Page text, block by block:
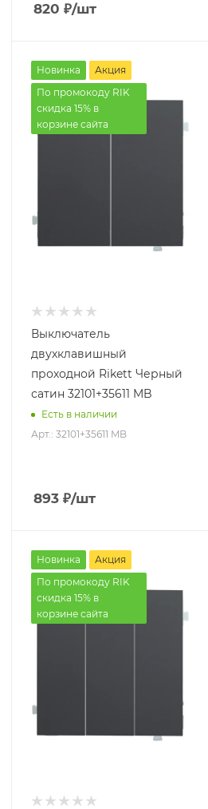
820 ₽/шт
Новинка
Акция
По промокоду RIK
скидка 15% в
корзине сайта
Выключатель
двухклавишный
проходной Rikett Черный
сатин 32101+35611 MB
Есть в наличии
Арт.: 32101+35611 MB
893 ₽/шт
Новинка
Акция
По промокоду RIK
скидка 15% в
корзине сайта